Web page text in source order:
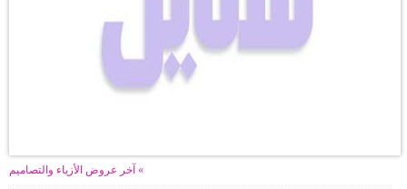
آخر عروض الأزياء والتصاميم «